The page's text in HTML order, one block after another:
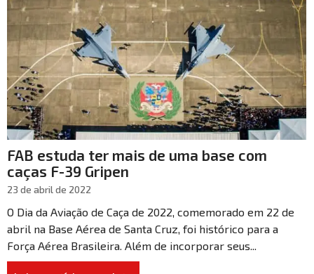
FAB estuda ter mais de uma base com
caças F-39 Gripen
23 de abril de 2022
O Dia da Aviação de Caça de 2022, comemorado em 22 de
abril na Base Aérea de Santa Cruz, foi histórico para a
Força Aérea Brasileira. Além de incorporar seus...